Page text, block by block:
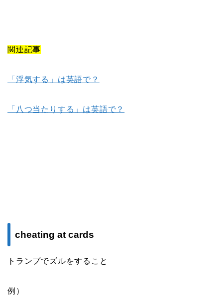
関連記事
「浮気する」は英語で？
「八つ当たりする」は英語で？
cheating at cards
トランプでズルをすること
例）